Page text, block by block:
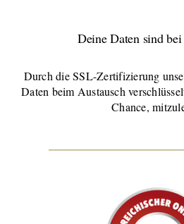
Deine Daten sind
Durch die SSL-Zertifizierung
Daten beim Austausch
Chance,